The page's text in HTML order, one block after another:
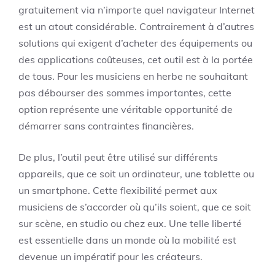
gratuitement via n’importe quel navigateur Internet
est un atout considérable. Contrairement à d’autres
solutions qui exigent d’acheter des équipements ou
des applications coûteuses, cet outil est à la portée
de tous. Pour les musiciens en herbe ne souhaitant
pas débourser des sommes importantes, cette
option représente une véritable opportunité de
démarrer sans contraintes financières.
De plus, l’outil peut être utilisé sur différents
appareils, que ce soit un ordinateur, une tablette ou
un smartphone. Cette flexibilité permet aux
musiciens de s’accorder où qu’ils soient, que ce soit
sur scène, en studio ou chez eux. Une telle liberté
est essentielle dans un monde où la mobilité est
devenue un impératif pour les créateurs.